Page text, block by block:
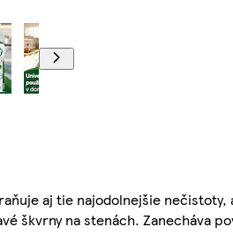
aj tie najodolnejšie
škvrny na stenách. Zanecháva